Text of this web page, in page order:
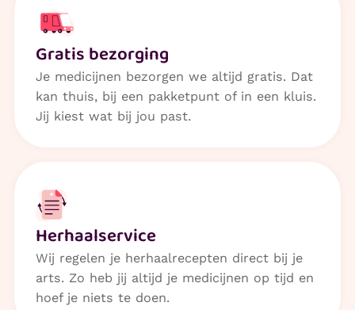
Gratis bezorging
Je medicijnen bezorgen we altijd gratis. Dat
kan thuis, bij een pakketpunt of in een kluis.
Jij kiest wat bij jou past.
Herhaalservice
Wij regelen je herhaalrecepten direct bij je
arts. Zo heb jij altijd je medicijnen op tijd en
hoef je niets te doen.